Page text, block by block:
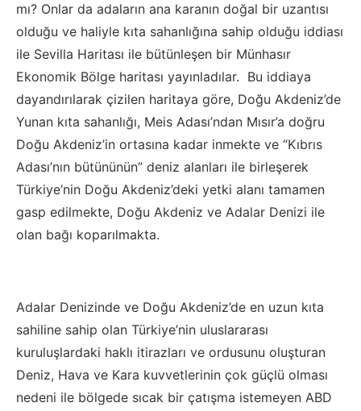
mı? Onlar da adaların ana karanın doğal bir uzantısı
olduğu ve haliyle kıta sahanlığına sahip olduğu iddiası
ile Sevilla Haritası ile bütünleşen bir Münhasır
Ekonomik Bölge haritası yayınladılar. Bu iddiaya
dayandırılarak çizilen haritaya göre, Doğu Akdeniz’de
Yunan kıta sahanlığı, Meis Adası’ndan Mısır’a doğru
Doğu Akdeniz’in ortasına kadar inmekte ve “Kıbrıs
Adası’nın bütününün” deniz alanları ile birleşerek
Türkiye’nin Doğu Akdeniz’deki yetki alanı tamamen
gasp edilmekte, Doğu Akdeniz ve Adalar Denizi ile
olan bağı koparılmakta.
Adalar Denizinde ve Doğu Akdeniz’de en uzun kıta
sahiline sahip olan Türkiye’nin uluslararası
kuruluşlardaki haklı itirazları ve ordusunu oluşturan
Deniz, Hava ve Kara kuvvetlerinin çok güçlü olması
nedeni ile bölgede sıcak bir çatışma istemeyen ABD